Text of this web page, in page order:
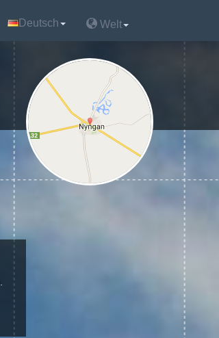
Deutsch Welt
Deutsch Welt